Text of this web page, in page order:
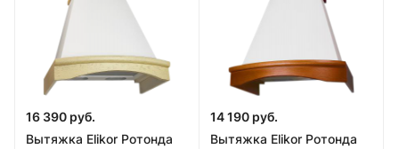
16 390 руб.
Вытяжка Elikor Ротонда
14 190 руб.
Вытяжка Elikor Ротонда